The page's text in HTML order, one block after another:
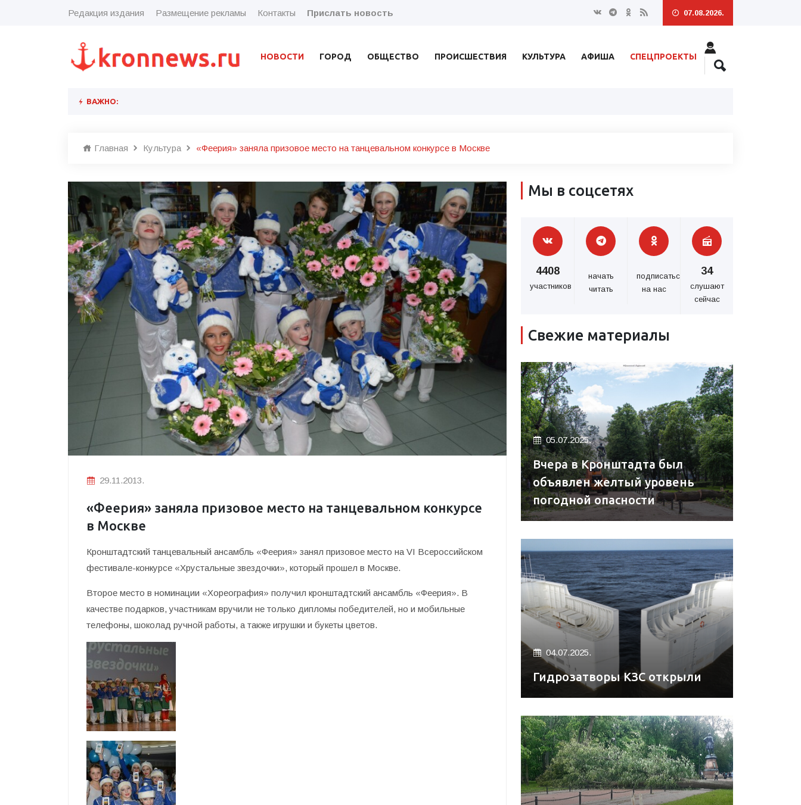
Редакция издания Размещение рекламы Контакты Прислать новость 07.08.2026.
НОВОСТИ ГОРОД ОБЩЕСТВО ПРОИСШЕСТВИЯ КУЛЬТУРА АФИША СПЕЦПРОЕКТЫ
ВАЖНО:
Главная Культура «Феерия» заняла призовое место на танцевальном конкурсе в Москве
29.11.2013.
«Феерия» заняла призовое место на танцевальном конкурсе
в Москве
Кронштадтский танцевальный ансамбль «Феерия» занял призовое место на VI Всероссийском
фестивале-конкурсе «Хрустальные звездочки», который прошел в Москве.
Второе место в номинации «Хореография» получил кронштадтский ансамбль «Феерия». В
качестве подарков, участникам вручили не только дипломы победителей, но и мобильные
телефоны, шоколад ручной работы, а также игрушки и букеты цветов.
Мы в соцсетях
4408
участников
начать
читать
подписаться
на нас
34
слушают
сейчас
Свежие материалы
05.07.2025.
Вчера в Кронштадта был
объявлен желтый уровень
погодной опасности
04.07.2025.
Гидрозатворы КЗС открыли